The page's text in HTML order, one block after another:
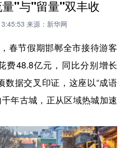
网评 港澳
量子 体育
健康 军事
信息化 数字经济
"与"留量"双丰收
来源：新华网
节假期邯郸全市接待游客
费48.8亿元，同比分别增长
数据交叉印证，这座以“成语
年古城，正从区域热城加速